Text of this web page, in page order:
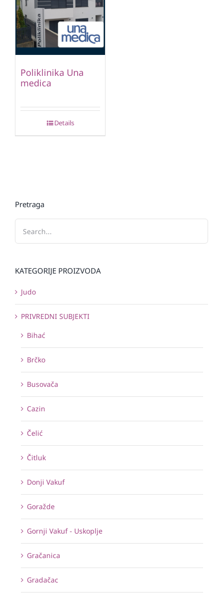
Poliklinika Una
medica
Details
Pretraga
KATEGORIJE PROIZVODA
Judo
PRIVREDNI SUBJEKTI
Bihać
Brčko
Busovača
Cazin
Čelić
Čitluk
Donji Vakuf
Goražde
Gornji Vakuf - Uskoplje
Gračanica
Gradačac